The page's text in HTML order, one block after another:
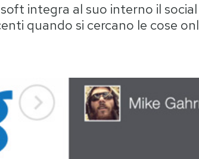
integra al suo interno il
quando si cercano le cose